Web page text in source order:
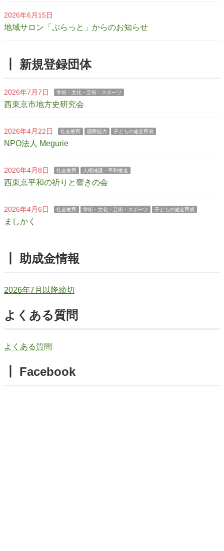
2026年6月15日
地域サロン「ぷらっと」からのお知らせ
┃ 新規登録団体
2026年7月7日 学術・文化・芸術・スポーツ
西東京市地方史研究会
2026年4月22日 社会教育 国際協力 子どもの健全育成
NPO法人 Megurie
2026年4月8日 社会教育 人権擁護・平和推進
西東京平和の祈りと響きの会
2026年4月6日 社会教育 学術・文化・芸術・スポーツ 子どもの健全育成
ましかく
┃ 助成金情報
2026年7月以降締切
よくある質問
よくある質問
┃ Facebook